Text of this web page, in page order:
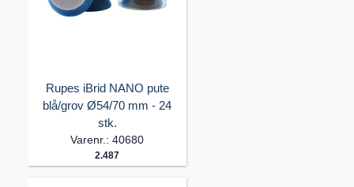
Rupes iBrid NANO pute
blå/grov Ø54/70 mm - 24
stk.
Varenr.: 40680
2.487